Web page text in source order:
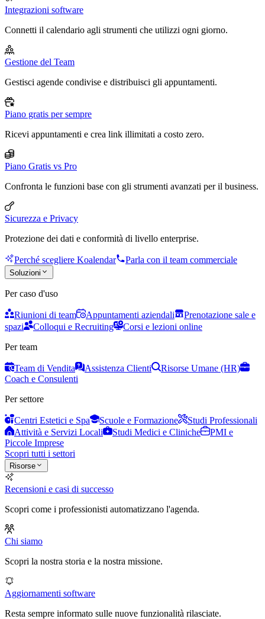
Integrazioni software
Connetti il calendario agli strumenti che utilizzi ogni giorno.
Gestione del Team
Gestisci agende condivise e distribuisci gli appuntamenti.
Piano gratis per sempre
Ricevi appuntamenti e crea link illimitati a costo zero.
Piano Gratis vs Pro
Confronta le funzioni base con gli strumenti avanzati per il business.
Sicurezza e Privacy
Protezione dei dati e conformità di livello enterprise.
Perché scegliere Koalendar Parla con il team commerciale
Soluzioni
Per caso d'uso
Riunioni di team Appuntamenti aziendali
Prenotazione sale e
spazi
Colloqui e Recruiting
Corsi e lezioni online
Per team
Team di Vendita Assistenza Clienti
Risorse Umane (HR)
Coach e Consulenti
Per settore
Centri Estetici e Spa Scuole e Formazione
Studi Professionali
Attività e Servizi Locali
Studi Medici e Cliniche
PMI e
Piccole Imprese
Scopri tutti i settori
Risorse
Recensioni e casi di successo
Scopri come i professionisti automatizzano l'agenda.
Chi siamo
Scopri la nostra storia e la nostra missione.
Aggiornamenti software
Resta sempre informato sulle nuove funzionalità rilasciate.